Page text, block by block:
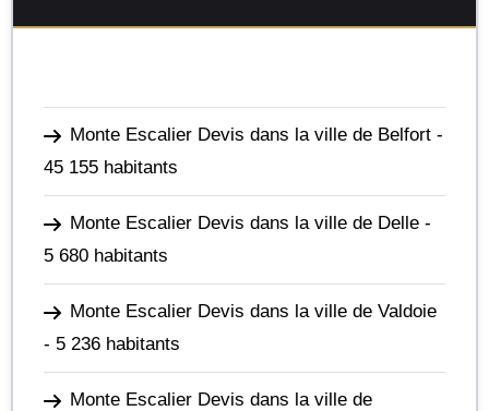
Monte Escalier Devis dans la ville de Belfort -
45 155 habitants
Monte Escalier Devis dans la ville de Delle -
5 680 habitants
Monte Escalier Devis dans la ville de Valdoie
- 5 236 habitants
Monte Escalier Devis dans la ville de